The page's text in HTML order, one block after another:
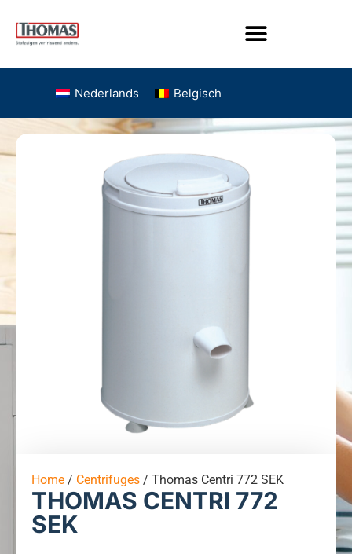
Nederlands Belgisch
Home / Centrifuges / Thomas Centri 772 SEK
THOMAS CENTRI 772
SEK